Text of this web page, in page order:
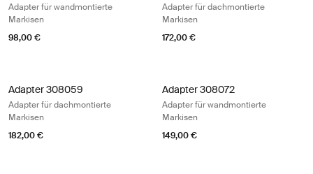
Adapter für wandmontierte
Markisen
98,00 €
Adapter für dachmontierte
Markisen
172,00 €
Adapter 308059
Adapter für dachmontierte
Markisen
182,00 €
Adapter 308072
Adapter für wandmontierte
Markisen
149,00 €